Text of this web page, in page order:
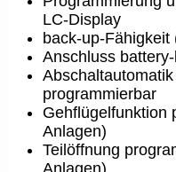
LC-Display
back-up-Fähigkeit
Anschluss
programmierbar
Gehflügelfunktion
Anlagen)
Teilöffnung
Anlagen)